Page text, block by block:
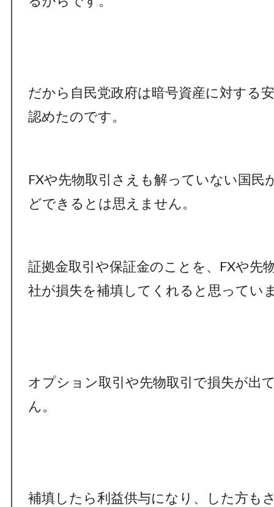
だから自民党政府は暗号資産に対する
認めたのです。
FXや先物取引さえも解っていない国民
どできるとは思えません。
証拠金取引や保証金のことを、FXや先
社が損失を補填してくれると思ってい
オプション取引や先物取引で損失が出
ん。
補填したら利益供与になり、した方も